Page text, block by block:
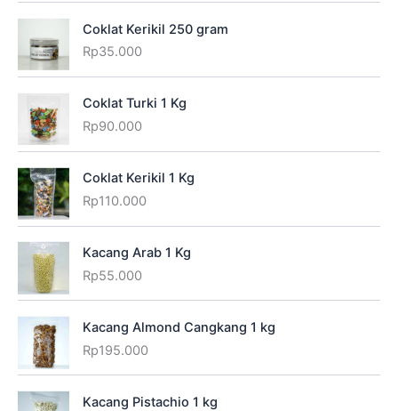
Coklat Kerikil 250 gram
Rp35.000
Coklat Turki 1 Kg
Rp90.000
Coklat Kerikil 1 Kg
Rp110.000
Kacang Arab 1 Kg
Rp55.000
Kacang Almond Cangkang 1 kg
Rp195.000
Kacang Pistachio 1 kg